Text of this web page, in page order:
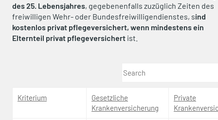
des 25. Lebensjahres, gegebenenfalls zuzüglich Zeiten des
freiwilligen Wehr- oder Bundesfreiwilligendienstes, sind
kostenlos privat pflegeversichert, wenn mindestens ein
Elternteil privat pflegeversichert ist.
Kriterium
Gesetzliche
Krankenversicherung
Private